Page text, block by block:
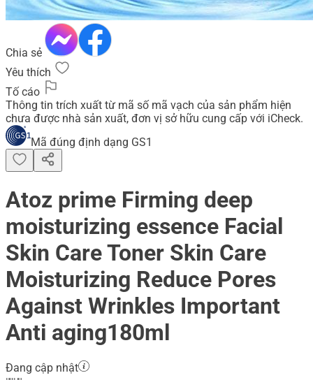
Chia sẻ
Yêu thích
Tố cáo
Thông tin trích xuất từ mã số mã vạch của sản phẩm hiện
chưa được nhà sản xuất, đơn vị sở hữu cung cấp với iCheck.
Mã đúng định dạng GS1
Atoz prime Firming deep
moisturizing essence Facial
Skin Care Toner Skin Care
Moisturizing Reduce Pores
Against Wrinkles Important
Anti aging180ml
Đang cập nhật